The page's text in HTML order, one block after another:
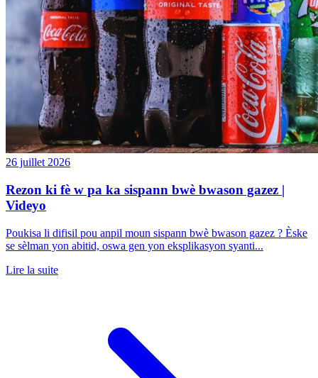
26 juillet 2026
Rezon ki fè w pa ka sispann bwè bwason gazez |
Videyo
Poukisa li difisil pou anpil moun sispann bwè bwason gazez ? Èske
se sèlman yon abitid, oswa gen yon eksplikasyon syanti...
Lire la suite